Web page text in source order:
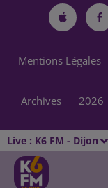
Live : K6 FM - Dijon
Mentions Légales
Archives 2026